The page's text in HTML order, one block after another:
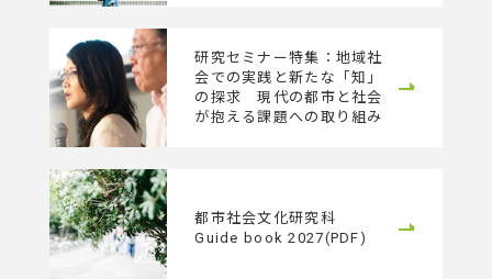
研究セミナー特集：地域社
会での実践と新たな「知」
の探求 現代の都市と社会
が抱える課題への取り組み
都市社会文化研究科
Guide book 2027(PDF)